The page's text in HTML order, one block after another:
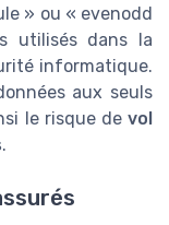
» ou « evenodd
utilisés dans la
informatique.
aux seuls
le risque de vol
.